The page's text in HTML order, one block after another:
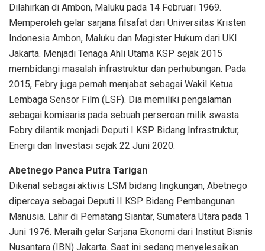
Dilahirkan di Ambon, Maluku pada 14 Februari 1969.
Memperoleh gelar sarjana filsafat dari Universitas Kristen
Indonesia Ambon, Maluku dan Magister Hukum dari UKI
Jakarta. Menjadi Tenaga Ahli Utama KSP sejak 2015
membidangi masalah infrastruktur dan perhubungan. Pada
2015, Febry juga pernah menjabat sebagai Wakil Ketua
Lembaga Sensor Film (LSF). Dia memiliki pengalaman
sebagai komisaris pada sebuah perseroan milik swasta.
Febry dilantik menjadi Deputi I KSP Bidang Infrastruktur,
Energi dan Investasi sejak 22 Juni 2020.
Abetnego Panca Putra Tarigan
Dikenal sebagai aktivis LSM bidang lingkungan, Abetnego
dipercaya sebagai Deputi II KSP Bidang Pembangunan
Manusia. Lahir di Pematang Siantar, Sumatera Utara pada 1
Juni 1976. Meraih gelar Sarjana Ekonomi dari Institut Bisnis
Nusantara (IBN) Jakarta. Saat ini sedang menyelesaikan